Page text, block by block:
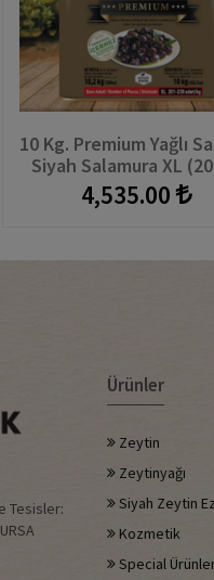
10 Kg. Premium Yağlı
Siyah Salamura XL
Adet/kg) Teneke
4,535.00
Tesisler:
Ürünler
Zeytin
Zeytinyağı
Siyah Zeytin
Kozmetik
Special